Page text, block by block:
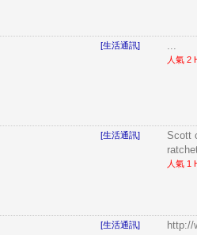
[生活通訊] ...
人氣 2
[生活通訊]
Scott
人氣 1
[生活通訊]
http://